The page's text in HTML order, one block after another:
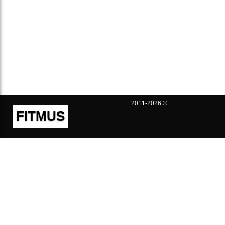
FITMUS
2011-2026 ©